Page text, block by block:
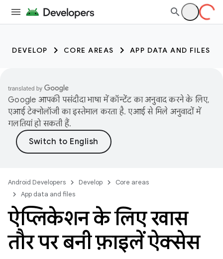
DEVELOP CORE AREAS APP DATA AND FILES
Google आपकी पसंदीदा भाषा में कॉन्टेंट का अनुवाद करने के लिए,
एआई टेक्नोलॉजी का इस्तेमाल करता है. एआई से मिले अनुवादों में
गलतियां हो सकती हैं.
Android Developers Develop
Core areas
App data and files
ऐप्लिकेशन के लिए खास
तौर पर बनी फ़ाइलें ऐक्सेस